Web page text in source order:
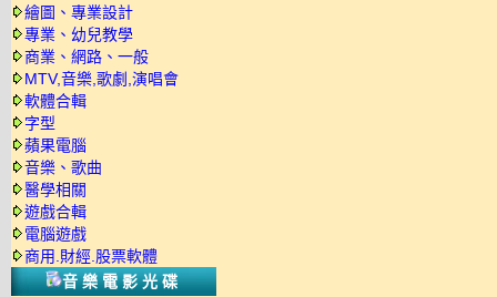
繪圖、專業設計
專業、幼兒教學
商業、網路、一般
MTV,音樂,歌劇,演唱會
軟體合輯
字型
蘋果電腦
音樂、歌曲
醫學相關
遊戲合輯
電腦遊戲
商用.財經.股票軟體
音樂電影光碟